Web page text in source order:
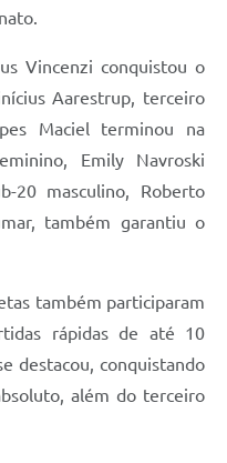
Vincenzi conquistou o
Aarestrup, terceiro
Maciel terminou na
Emily Navroski
20 masculino, Roberto
também garantiu o
também participaram
rápidas de até 10
destacou, conquistando
além do terceiro